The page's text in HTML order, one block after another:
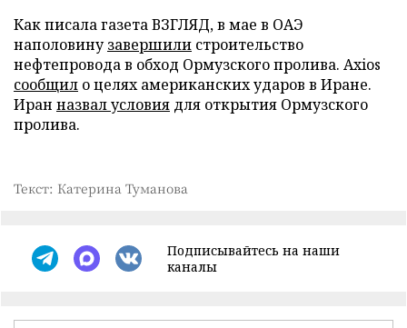
Как писала газета ВЗГЛЯД, в мае в ОАЭ
наполовинузавершили строительство
нефтепровода в обход Ормузского пролива. Axios
сообщил о целях американских ударов в Иране.
Иран назвал условия для открытия Ормузского
пролива.
Текст: Катерина Туманова
Подписывайтесь на наши
каналы